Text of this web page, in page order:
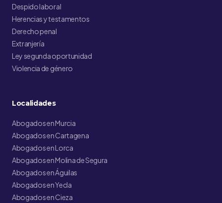
Despido laboral
Herencias y testamentos
Derecho penal
Extranjería
Ley segunda oportunidad
Violencia de género
Localidades
Abogados en Murcia
Abogados en Cartagena
Abogados en Lorca
Abogados en Molina de Segura
Abogados en Águilas
Abogados en Yecla
Abogados en Cieza